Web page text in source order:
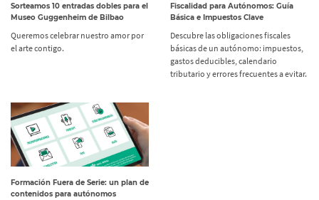
Sorteamos 10 entradas dobles para el
Museo Guggenheim de Bilbao
Queremos celebrar nuestro amor por
el arte contigo.
Fiscalidad para Autónomos: Guía
Básica e Impuestos Clave
Descubre las obligaciones fiscales
básicas de un autónomo: impuestos,
gastos deducibles, calendario
tributario y errores frecuentes a evitar.
Formación Fuera de Serie: un plan de
contenidos para autónomos